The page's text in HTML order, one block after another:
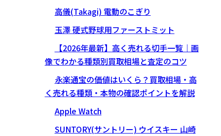
高儀(Takagi) 電動のこぎり
玉澤 硬式野球用ファーストミット
【2026年最新】高く売れる切手一覧｜画
像でわかる種類別買取相場と査定のコツ
永楽通宝の価値はいくら？買取相場・高
く売れる種類・本物の確認ポイントを解説
Apple Watch
SUNTORY(サントリー) ウイスキー 山崎